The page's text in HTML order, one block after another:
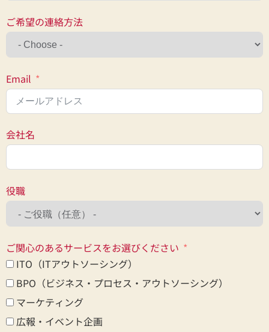
ご希望の連絡方法
Email
会社名
役職
ご関心のあるサービスをお選びください
ITO（ITアウトソーシング）
BPO（ビジネス・プロセス・アウトソーシング）
マーケティング
広報・イベント企画